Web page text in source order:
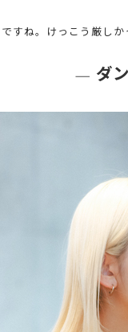
すね。けっこう厳しか
ダ